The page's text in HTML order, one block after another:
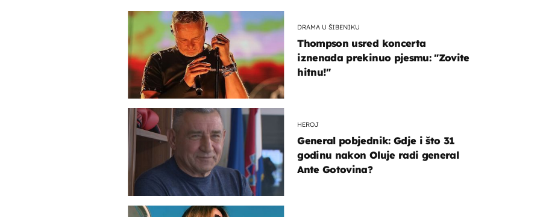
DRAMA U ŠIBENIKU
Thompson usred koncerta
iznenada prekinuo pjesmu: "Zovite
hitnu!"
HEROJ
General pobjednik: Gdje i što 31
godinu nakon Oluje radi general
Ante Gotovina?